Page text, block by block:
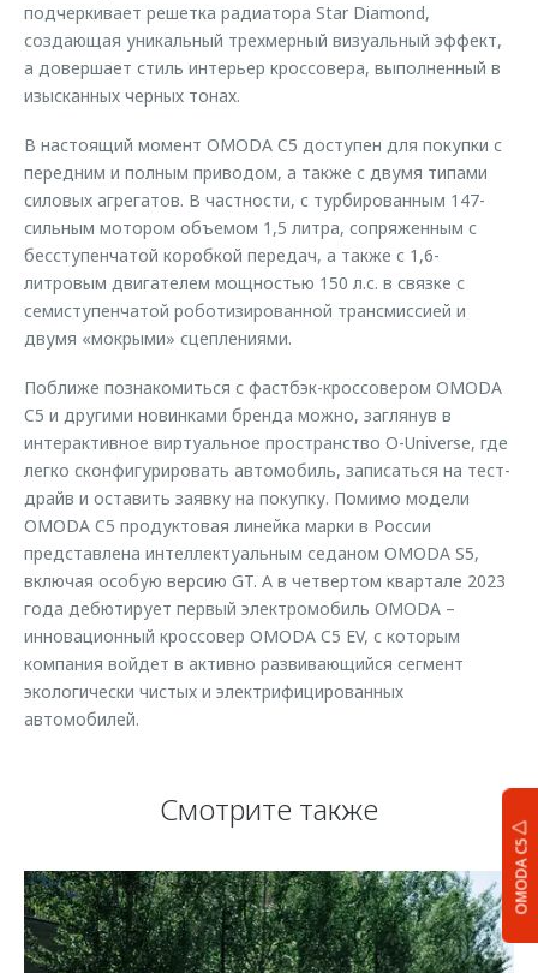
OMODA C5
подчеркивает решетка радиатора Star Diamond,
создающая уникальный трехмерный визуальный эффект,
а довершает стиль интерьер кроссовера, выполненный в
изысканных черных тонах.
В настоящий момент OMODA C5 доступен для покупки с
передним и полным приводом, а также с двумя типами
силовых агрегатов. В частности, c турбированным 147-
сильным мотором объемом 1,5 литра, сопряженным с
бесступенчатой коробкой передач, а также c 1,6-
литровым двигателем мощностью 150 л.с. в связке с
семиступенчатой роботизированной трансмиссией и
двумя «мокрыми» сцеплениями.
Поближе познакомиться с фастбэк-кроссовером OMODA
C5 и другими новинками бренда можно, заглянув в
интерактивное виртуальное пространство O-Universe, где
легко сконфигурировать автомобиль, записаться на тест-
драйв и оставить заявку на покупку. Помимо модели
OMODA C5 продуктовая линейка марки в России
представлена интеллектуальным седаном OMODA S5,
включая особую версию GT. А в четвертом квартале 2023
года дебютирует первый электромобиль OMODA –
инновационный кроссовер OMODA C5 EV, с которым
компания войдет в активно развивающийся сегмент
экологически чистых и электрифицированных
автомобилей.
Смотрите также